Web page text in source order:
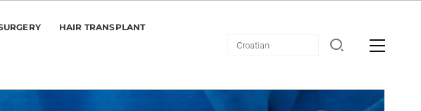
HAIR TRANSPLANT